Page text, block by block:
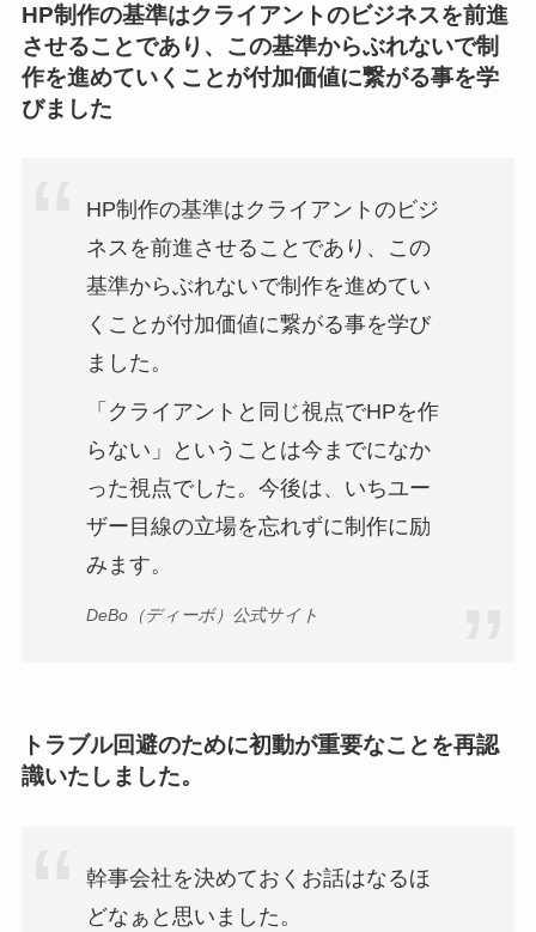
HP制作の基準はクライアントのビジネスを前進
させることであり、この基準からぶれないで制
作を進めていくことが付加価値に繋がる事を学
びました
HP制作の基準はクライアントのビジ
ネスを前進させることであり、この
基準からぶれないで制作を進めてい
くことが付加価値に繋がる事を学び
ました。
「クライアントと同じ視点でHPを作
らない」ということは今までになか
った視点でした。今後は、いちユー
ザー目線の立場を忘れずに制作に励
みます。
DeBo（ディーボ）公式サイト
トラブル回避のために初動が重要なことを再認
識いたしました。
幹事会社を決めておくお話はなるほ
どなぁと思いました。